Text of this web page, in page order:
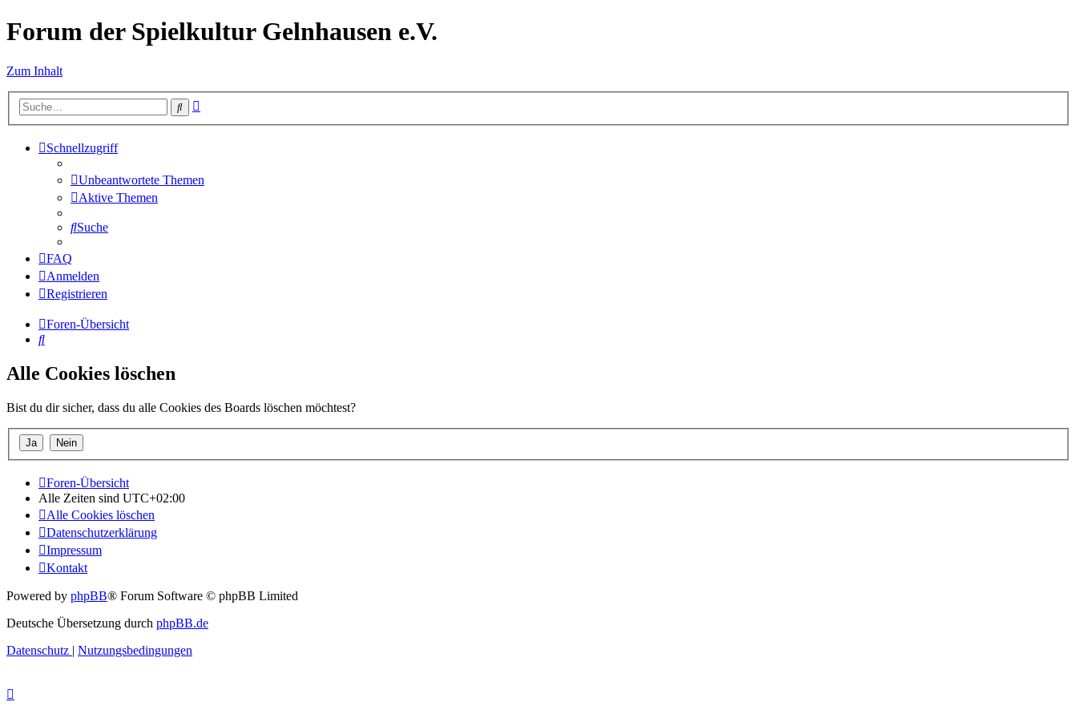
Forum der Spielkultur Gelnhausen e.V.
Zum Inhalt
Suche
Schnellzugriff
Unbeantwortete Themen
Aktive Themen
Suche
FAQ
Anmelden
Registrieren
Foren-Übersicht
Suche
Alle Cookies löschen
Bist du dir sicher, dass du alle Cookies des Boards löschen möchtest?
Foren-Übersicht
Alle Zeiten sind UTC+02:00
Alle Cookies löschen
Datenschutzerklärung
Impressum
Kontakt
Powered by phpBB® Forum Software © phpBB Limited
Deutsche Übersetzung durch phpBB.de
Datenschutz | Nutzungsbedingungen